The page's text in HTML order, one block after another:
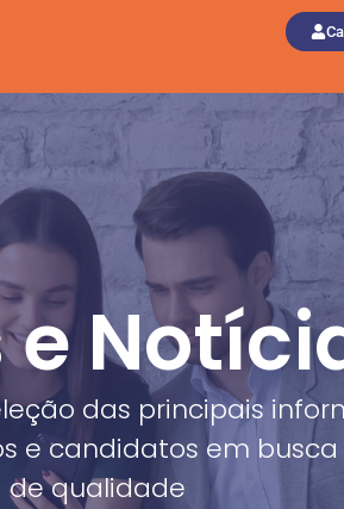
e
das principais
e candidatos em
de qualidade